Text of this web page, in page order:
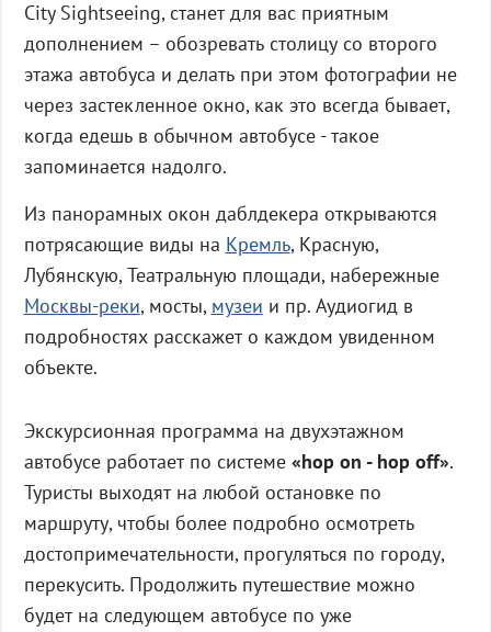
City Sightseeing, станет для вас приятным
дополнением – обозревать столицу со второго
этажа автобуса и делать при этом фотографии не
через застекленное окно, как это всегда бывает,
когда едешь в обычном автобусе - такое
запоминается надолго.
Из панорамных окон даблдекера открываются
потрясающие виды на Кремль, Красную,
Лубянскую, Театральную площади, набережные
Москвы-реки, мосты, музеи и пр. Аудиогид в
подробностях расскажет о каждом увиденном
объекте.
Экскурсионная программа на двухэтажном
автобусе работает по системе «hop on - hop off».
Туристы выходят на любой остановке по
маршруту, чтобы более подробно осмотреть
достопримечательности, прогуляться по городу,
перекусить. Продолжить путешествие можно
будет на следующем автобусе по уже